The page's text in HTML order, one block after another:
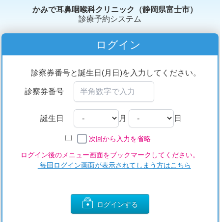
かみで耳鼻咽喉科クリニック（静岡県富士市）
診療予約システム
ログイン
診察券番号と誕生日(月日)を入力してください。
診察券番号
誕生日 月 日
次回から入力を省略
ログイン後のメニュー画面をブックマークしてください。
毎回ログイン画面が表示されてしまう方はこちら
ログインする